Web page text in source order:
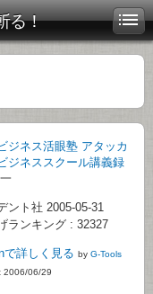
る！
ジネス活眼塾 アタッカ
ジネススクール講義録
ント社 2005-05-31
ランキング : 32327
で詳しく見る by G-Tools
2006/06/29